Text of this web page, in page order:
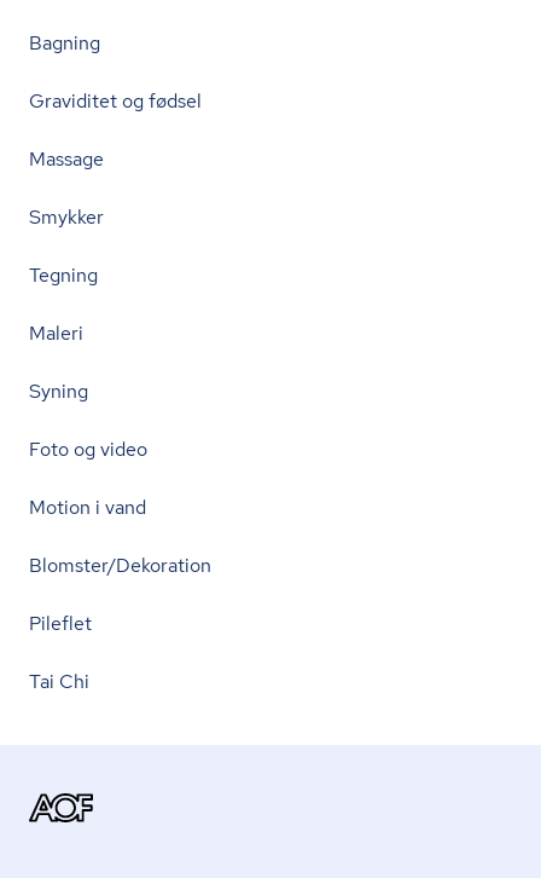
Bagning
Graviditet og fødsel
Massage
Smykker
Tegning
Maleri
Syning
Foto og video
Motion i vand
Blomster/Dekoration
Pileflet
Tai Chi